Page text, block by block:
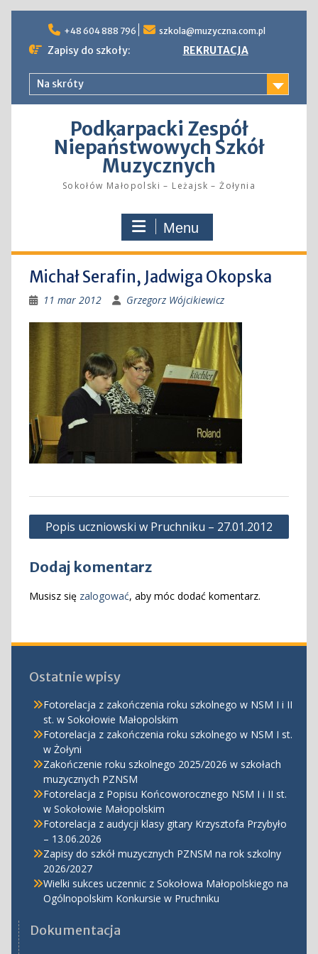
content
+48 604 888 796 szkola@muzyczna.com.pl
Zapisy do szkoły: REKRUTACJA
Na skróty
Podkarpacki Zespół
Niepaństwowych Szkół
Muzycznych
Sokołów Małopolski – Leżajsk – Żołynia
Menu
Michał Serafin, Jadwiga Okopska
11 mar 2012 Grzegorz Wójcikiewicz
Nawigacja
wpisu
Popis uczniowski w Pruchniku – 27.01.2012
Dodaj komentarz
Musisz się zalogować, aby móc dodać komentarz.
Ostatnie wpisy
Fotorelacja z zakończenia roku szkolnego w NSM I i II
st. w Sokołowie Małopolskim
Fotorelacja z zakończenia roku szkolnego w NSM I st.
w Żołyni
Zakończenie roku szkolnego 2025/2026 w szkołach
muzycznych PZNSM
Fotorelacja z Popisu Końcoworocznego NSM I i II st.
w Sokołowie Małopolskim
Fotorelacja z audycji klasy gitary Krzysztofa Przybyło
– 13.06.2026
Zapisy do szkół muzycznych PZNSM na rok szkolny
2026/2027
Wielki sukces uczennic z Sokołowa Małopolskiego na
Ogólnopolskim Konkursie w Pruchniku
Dokumentacja